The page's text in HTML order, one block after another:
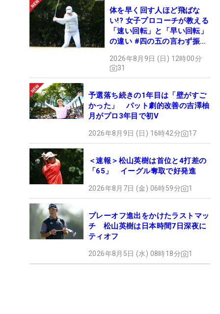
体を早く回す人ほど飛ばな
い!? 女子プロコーチが教える
「速い回転」と「早い回転」
の違い #四の五の言わず振り
2026年8月9日 (日) 12時00分
31
予選落ち続きの1年目は「壁がすご
かった」 パット劇的改善の吉澤柚
月がプロ3年目で初V
2026年8月9日 (日) 16時42分 17
＜速報＞松山英樹は首位と4打差の
「65」 イーグル奪取で好発進
2026年8月7日 (金) 06時59分 1
プレーオフ進出をかけたラストマッ
チ 松山英樹は日本時間7日深夜に
ティオフ
2026年8月5日 (水) 08時18分 1